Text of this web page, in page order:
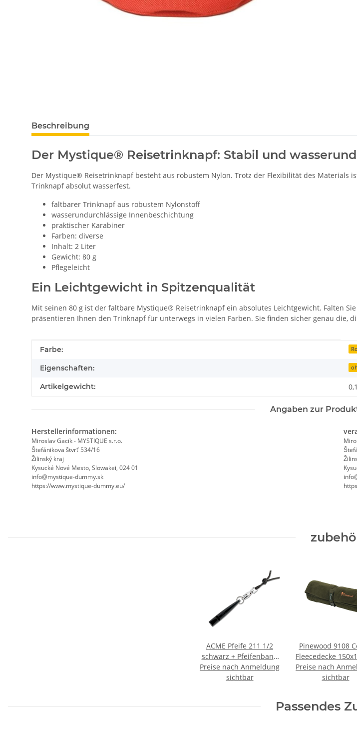
Beschreibung
Der Mystique® Reisetrinknapf: Stabil und
Der Mystique® Reisetrinknapf besteht aus robustem Nylon. Trotz der Flexibilität des Materials
Trinknapf absolut wasserfest.
faltbarer Trinknapf aus robustem Nylonstoff
wasserundurchlässige Innenbeschichtung
praktischer Karabiner
Farben: diverse
Inhalt: 2 Liter
Gewicht: 80 g
Pflegeleicht
Ein Leichtgewicht in Spitzenqualität
Mit seinen 80 g ist der faltbare Mystique® Reisetrinknapf ein absolutes Leichtgewicht. Falten
präsentieren Ihnen den Trinknapf für unterwegs in vielen Farben. Sie finden sicher genau die,
Produkteigenschaft
Wert
Farbe:
Eigenschaften:
Artikelgewicht:
Angaben zur
Herstellerinformationen:
Miroslav Gacík - MYSTIQUE s.r.o.
Štefánikova štvrť 534/16
Žilinský kraj
Kysucké Nové Mesto, Slowakei, 024 01
info@mystique-dummy.sk
https://www.mystique-dummy.eu/
ACME Pfeife 211 1/2
schwarz + Pfeifenband
kostenlos
Preise nach Anmeldung
sichtbar
Pinewood 9108
Fleecedecke
jagdgrün
Preise nach
sichtbar
Passendes